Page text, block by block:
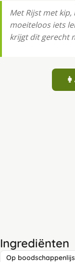
Met Rijst met
moeiteloos iets
krijgt dit gerecht
Ingrediënten
Op